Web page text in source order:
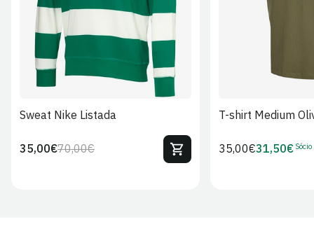
Sweat Nike Listada
Preço
70,00€Preço
35,00€
T-shirt Medium
Preço
35,00€Preço
31,50€ Sócio